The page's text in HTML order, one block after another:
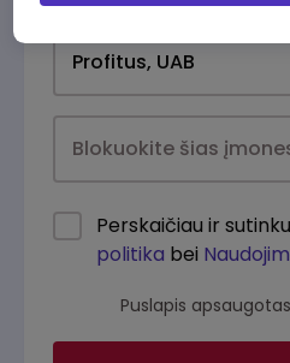
Perskaičiau ir
politika bei
Puslapis